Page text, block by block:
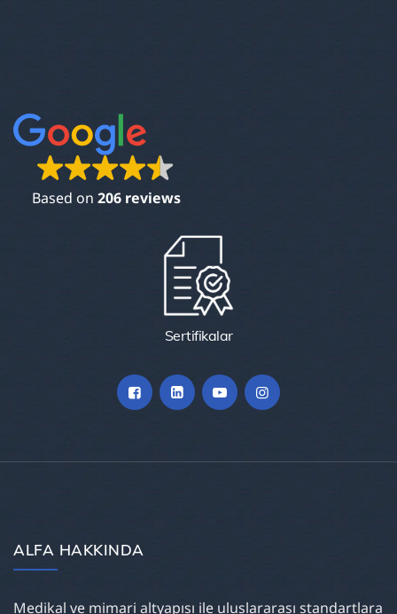
Based on 206 reviews
Sertifikalar
ALFA HAKKINDA
Medikal ve mimari altyapısı ile uluslararası standartlara